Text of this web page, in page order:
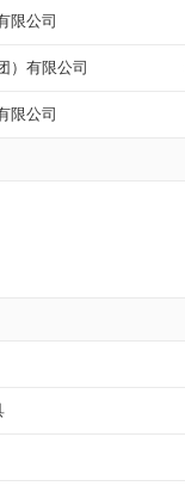
限公司
）有限公司
限公司